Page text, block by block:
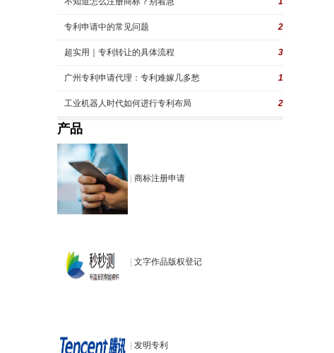
专利申请中的常见问题 2
超实用｜专利转让的具体流程 3
广州专利申请代理：专利难嫁几多愁 1
工业机器人时代如何进行专利布局 2
产品
商标注册申请
文字作品版权登记
发明专利